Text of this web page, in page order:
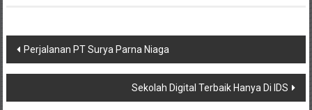
Navigasi
pos
Perjalanan PT Surya Parna Niaga
Sekolah Digital Terbaik Hanya Di IDS